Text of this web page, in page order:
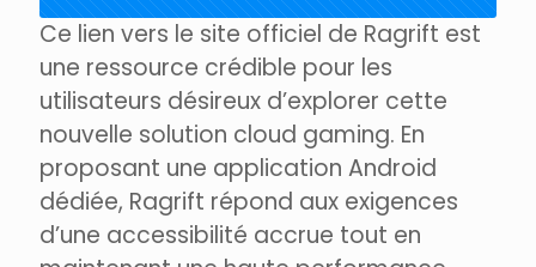
Ce lien vers le site officiel de Ragrift est
une ressource crédible pour les
utilisateurs désireux d’explorer cette
nouvelle solution cloud gaming. En
proposant une application Android
dédiée, Ragrift répond aux exigences
d’une accessibilité accrue tout en